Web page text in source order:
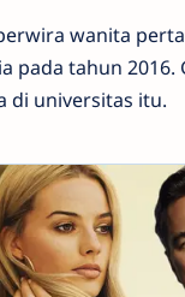
wanita
pada tahun
di universitas itu.